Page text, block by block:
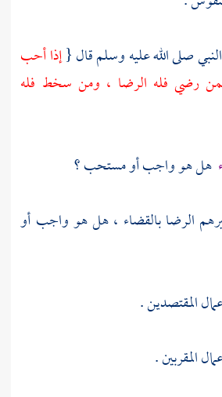
صلى الله عليه وسلم قال {إذا أحب
فمن رضي فله الرضا ، ومن سخط فله
هل هو واجب أو مستحب ؟
الرضا بالقضاء ، هل هو واجب أو
المقتصدين .
المقربين .